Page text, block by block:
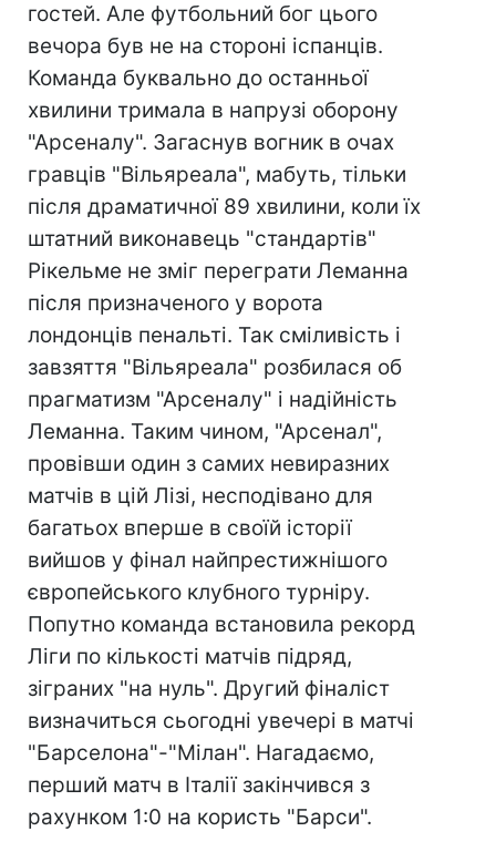
гостей. Але футбольний бог цього
вечора був не на стороні іспанців.
Команда буквально до останньої
хвилини тримала в напрузі оборону
"Арсеналу". Загаснув вогник в очах
гравців "Вільяреала", мабуть, тільки
після драматичної 89 хвилини, коли їх
штатний виконавець "стандартів"
Рікельме не зміг переграти Леманна
після призначеного у ворота
лондонців пенальті. Так сміливість і
завзяття "Вільяреала" розбилася об
прагматизм "Арсеналу" і надійність
Леманна. Таким чином, "Арсенал",
провівши один з самих невиразних
матчів в цій Лізі, несподівано для
багатьох вперше в своїй історії
вийшов у фінал найпрестижнішого
європейського клубного турніру.
Попутно команда встановила рекорд
Ліги по кількості матчів підряд,
зіграних "на нуль". Другий фіналіст
визначиться сьогодні увечері в матчі
"Барселона"-"Мілан". Нагадаємо,
перший матч в Італії закінчився з
рахунком 1:0 на користь "Барси".